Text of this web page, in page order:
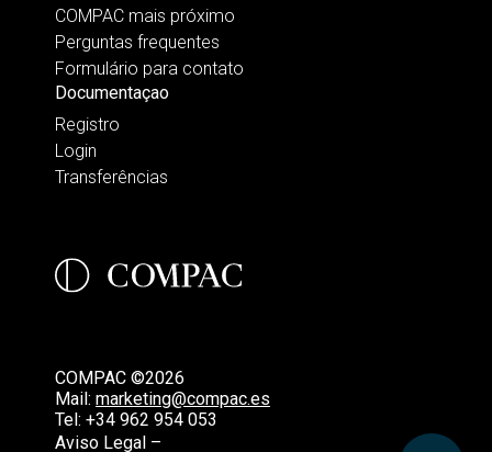
COMPAC mais próximo
Perguntas frequentes
Formulário para contato
Documentaçao
Registro
Login
Transferências
COMPAC ©2026
Mail: marketing@compac.es
Tel: +34 962 954 053
Aviso Legal –